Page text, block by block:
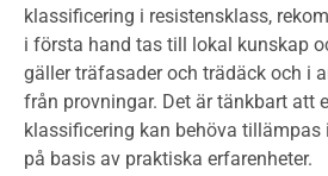
klassificering i resistensklass,
i första hand tas till lokal kunskap
gäller träfasader och trädäck och i
från provningar. Det är tänkbart att
klassificering kan behöva tillämpas
på basis av praktiska erfarenheter.